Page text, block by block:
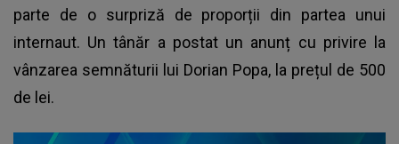
parte de o surpriză de proporții din partea unui
internaut. Un tânăr a postat un anunț cu privire la
vânzarea semnăturii lui Dorian Popa, la prețul de 500
de lei.